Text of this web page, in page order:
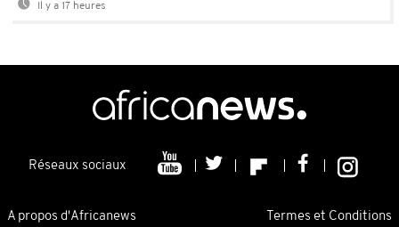
Il y a 17 heures
Réseaux sociaux
A propos d'Africanews Termes et Conditions